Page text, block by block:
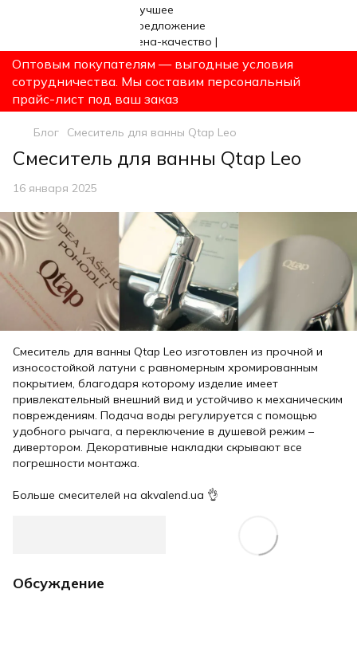
Оптовым покупателям — выгодные условия
сотрудничества. Мы составим персональный
прайс-лист под ваш заказ
Блог Смеситель для ванны Qtap Leo
Смеситель для ванны Qtap Leo
16 января 2025
Смеситель для ванны Qtap Leo изготовлен из прочной и
износостойкой латуни с равномерным хромированным
покрытием, благодаря которому изделие имеет
привлекательный внешний вид и устойчиво к механическим
повреждениям. Подача воды регулируется с помощью
удобного рычага, а переключение в душевой режим –
дивертором. Декоративные накладки скрывают все
погрешности монтажа.
Больше смесителей на akvalend.ua 👌
Обсуждение